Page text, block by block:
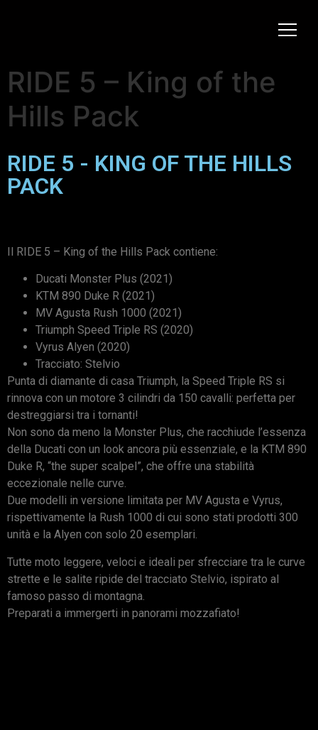
RIDE 5 – King of the
Hills Pack
RIDE 5 - KING OF THE HILLS
PACK
Il RIDE 5 – King of the Hills Pack contiene:
Ducati Monster Plus (2021)
KTM 890 Duke R (2021)
MV Agusta Rush 1000 (2021)
Triumph Speed Triple RS (2020)
Vyrus Alyen (2020)
Tracciato: Stelvio
Punta di diamante di casa Triumph, la Speed Triple RS si
rinnova con un motore 3 cilindri da 150 cavalli: perfetta per
destreggiarsi tra i tornanti!
Non sono da meno la Monster Plus, che racchiude l’essenza
della Ducati con un look ancora più essenziale, e la KTM 890
Duke R, “the super scalpel”, che offre una stabilità
eccezionale nelle curve.
Due modelli in versione limitata per MV Agusta e Vyrus,
rispettivamente la Rush 1000 di cui sono stati prodotti 300
unità e la Alyen con solo 20 esemplari.
Tutte moto leggere, veloci e ideali per sfrecciare tra le curve
strette e le salite ripide del tracciato Stelvio, ispirato al
famoso passo di montagna.
Preparati a immergerti in panorami mozzafiato!